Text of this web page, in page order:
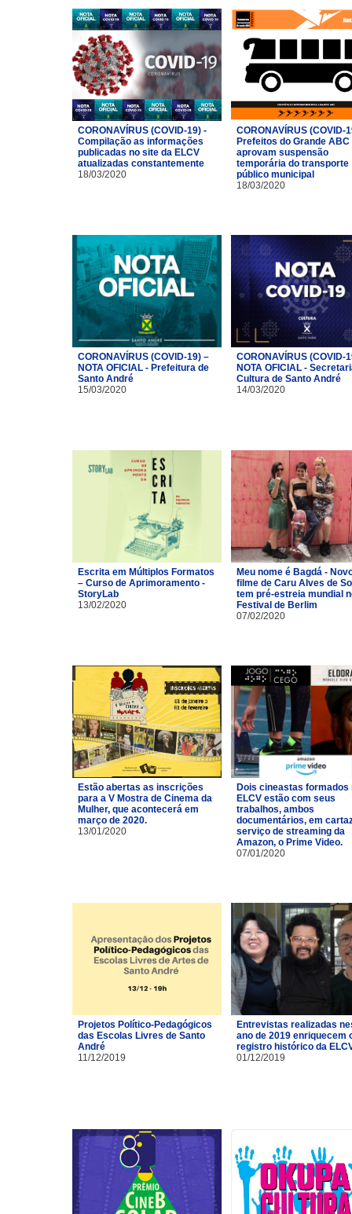
CORONAVÍRUS (COVID-19) -
Compilação as informações
publicadas no site da ELCV
atualizadas constantemente
18/03/2020
CORONAVÍRUS (COVID-
Prefeitos do Grande ABC
aprovam suspensão
temporária do transporte
público municipal
18/03/2020
CORONAVÍRUS (COVID-19) –
NOTA OFICIAL - Prefeitura de
Santo André
15/03/2020
CORONAVÍRUS (COVID-
NOTA OFICIAL -
Cultura de Santo André
14/03/2020
Escrita em Múltiplos Formatos
– Curso de Aprimoramento -
StoryLab
13/02/2020
Meu nome é Bagdá -
filme de Caru Alves de
tem pré-estreia mundial
Festival de Berlim
07/02/2020
Estão abertas as inscrições
para a V Mostra de Cinema da
Mulher, que acontecerá em
março de 2020.
13/01/2020
Dois cineastas formados
ELCV estão com seus
trabalhos, ambos
documentários, em
serviço de streaming da
Amazon, o Prime Video.
07/01/2020
Projetos Político-Pedagógicos
das Escolas Livres de Santo
André
11/12/2019
Entrevistas realizadas
ano de 2019 enriquecem
registro histórico da
01/12/2019